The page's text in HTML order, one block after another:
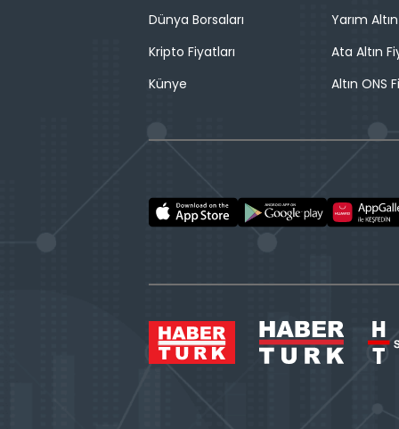
Dünya Borsaları
Kripto Fiyatları
Künye
Yarım
Ata Altın
Altın ONS